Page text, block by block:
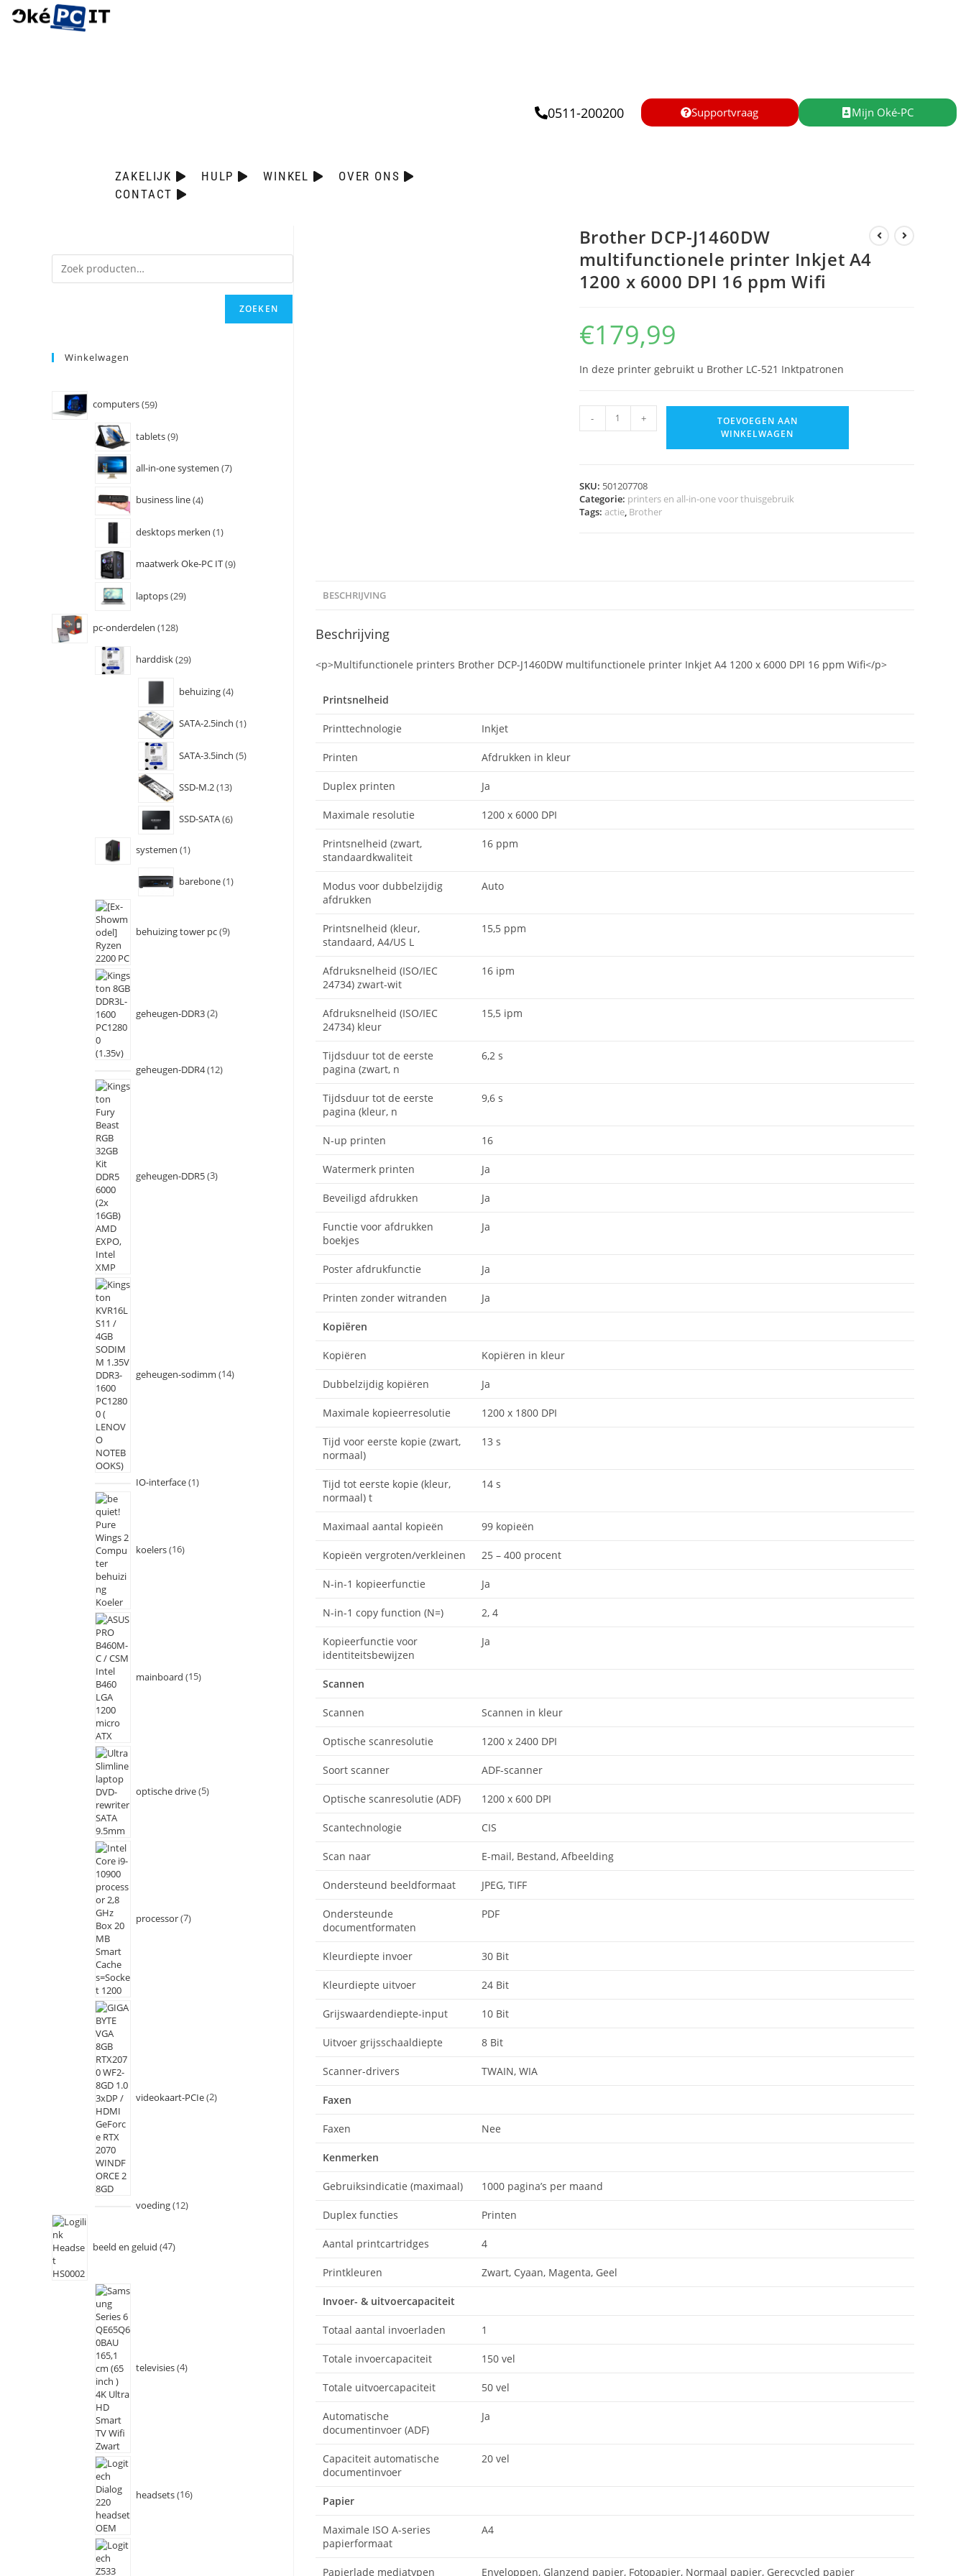
ZAKELIJK HULP WINKEL
OVER ONS
CONTACT
0511-200200 Supportvraag Mijn Oké-PC
Brother DCP-J1460DW
multifunctionele printer Inkjet A4
1200 x 6000 DPI 16 ppm Wifi
€179,99
In deze printer gebruikt u Brother LC-521 Inktpatronen
- +
TOEVOEGEN AAN
WINKELWAGEN
SKU: 501207708
Categorie: printers en all-in-one voor thuisgebruik
Tags: actie, Brother
BESCHRIJVING
Beschrijving
<p>Multifunctionele printers Brother DCP-J1460DW multifunctionele printer Inkjet A4 1200 x 6000 DPI 16 ppm Wifi</p>
Printsnelheid
Printtechnologie Inkjet
Printen Afdrukken in kleur
Duplex printen Ja
Maximale resolutie 1200 x 6000 DPI
Printsnelheid (zwart,
standaardkwaliteit
16 ppm
Modus voor dubbelzijdig
afdrukken
Auto
Printsnelheid (kleur,
standaard, A4/US L
15,5 ppm
Afdruksnelheid (ISO/IEC
24734) zwart-wit
16 ipm
Afdruksnelheid (ISO/IEC
24734) kleur
15,5 ipm
Tijdsduur tot de eerste
pagina (zwart, n
6,2 s
Tijdsduur tot de eerste
pagina (kleur, n
9,6 s
N-up printen 16
Watermerk printen Ja
Beveiligd afdrukken Ja
Functie voor afdrukken
boekjes
Ja
Poster afdrukfunctie Ja
Printen zonder witranden Ja
Kopiëren
Kopiëren Kopiëren in kleur
Dubbelzijdig kopiëren Ja
Maximale kopieerresolutie 1200 x 1800 DPI
Tijd voor eerste kopie (zwart,
normaal)
13 s
Tijd tot eerste kopie (kleur,
normaal) t
14 s
Maximaal aantal kopieën 99 kopieën
Kopieën vergroten/verkleinen 25 – 400 procent
N-in-1 kopieerfunctie Ja
N-in-1 copy function (N=) 2, 4
Kopieerfunctie voor
identiteitsbewijzen
Ja
Scannen
Scannen Scannen in kleur
Optische scanresolutie 1200 x 2400 DPI
Soort scanner ADF-scanner
Optische scanresolutie (ADF) 1200 x 600 DPI
Scantechnologie CIS
Scan naar E-mail, Bestand, Afbeelding
Ondersteund beeldformaat JPEG, TIFF
Ondersteunde
documentformaten
PDF
Kleurdiepte invoer 30 Bit
Kleurdiepte uitvoer 24 Bit
Grijswaardendiepte-input 10 Bit
Uitvoer grijsschaaldiepte 8 Bit
Scanner-drivers TWAIN, WIA
Faxen
Faxen Nee
Kenmerken
Gebruiksindicatie (maximaal) 1000 pagina’s per maand
Duplex functies Printen
Aantal printcartridges 4
Printkleuren Zwart, Cyaan, Magenta, Geel
Invoer- & uitvoercapaciteit
Totaal aantal invoerladen 1
Totale invoercapaciteit 150 vel
Totale uitvoercapaciteit 50 vel
Automatische
documentinvoer (ADF)
Ja
Capaciteit automatische
documentinvoer
20 vel
Papier
Maximale ISO A-series
papierformaat
A4
Papierlade mediatypen Enveloppen, Glanzend papier, Fotopapier, Normaal papier, Gerecycled papier
ZOEKEN
Winkelwagen
computers 59
tablets 9
all-in-one systemen 7
business line 4
desktops merken 1
maatwerk Oke-PC IT 9
laptops 29
pc-onderdelen 128
harddisk 29
behuizing 4
SATA-2.5inch 1
SATA-3.5inch 5
SSD-M.2 13
SSD-SATA 6
systemen 1
barebone 1
behuizing tower pc 9
geheugen-DDR3 2
geheugen-DDR4 12
geheugen-DDR5 3
geheugen-sodimm 14
IO-interface 1
koelers 16
mainboard 15
optische drive 5
processor 7
videokaart-PCIe 2
voeding 12
beeld en geluid 47
televisies 4
headsets 16